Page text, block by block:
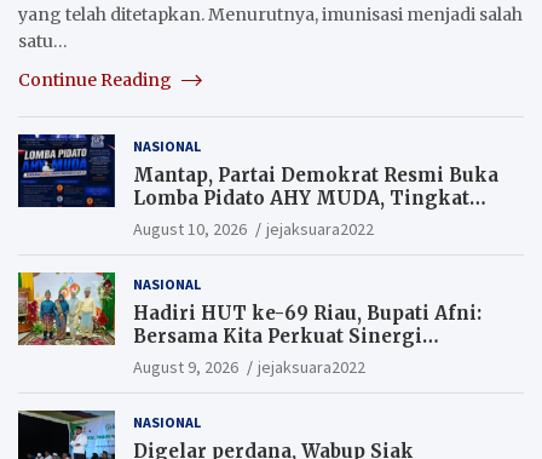
yang telah ditetapkan. Menurutnya, imunisasi menjadi salah
satu…
Continue Reading
NASIONAL
Mantap, Partai Demokrat Resmi Buka
Lomba Pidato AHY MUDA, Tingkat
Pelajar. Suaramu idemu untuk
Indonesia maju
August 10, 2026 jejaksuara2022
NASIONAL
Hadiri HUT ke-69 Riau, Bupati Afni:
Bersama Kita Perkuat Sinergi
Pembangunan
August 9, 2026 jejaksuara2022
NASIONAL
Digelar perdana, Wabup Siak